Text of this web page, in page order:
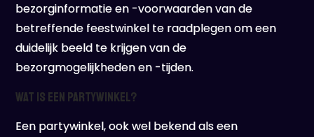
bezorginformatie en -voorwaarden van de
betreffende feestwinkel te raadplegen om een
duidelijk beeld te krijgen van de
bezorgmogelijkheden en -tijden.
Wat is een partywinkel?
Een partywinkel, ook wel bekend als een